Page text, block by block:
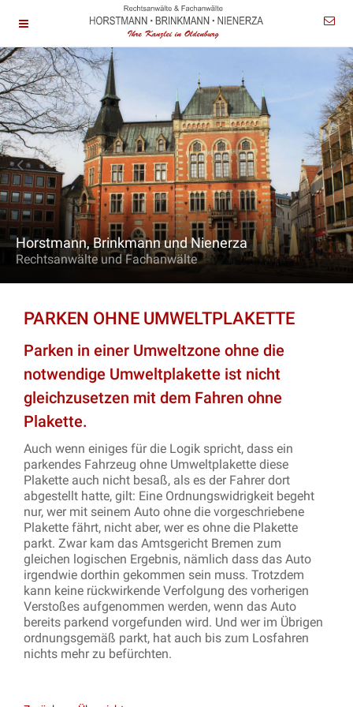
Horstmann, Brinkmann und Nienerza
Rechtsanwälte und Fachanwälte
PARKEN OHNE UMWELTPLAKETTE
Parken in einer Umweltzone ohne die
notwendige Umweltplakette ist nicht
gleichzusetzen mit dem Fahren ohne
Plakette.
Auch wenn einiges für die Logik spricht, dass ein
parkendes Fahrzeug ohne Umweltplakette diese
Plakette auch nicht besaß, als es der Fahrer dort
abgestellt hatte, gilt: Eine Ordnungswidrigkeit begeht
nur, wer mit seinem Auto ohne die vorgeschriebene
Plakette fährt, nicht aber, wer es ohne die Plakette
parkt. Zwar kam das Amtsgericht Bremen zum
gleichen logischen Ergebnis, nämlich dass das Auto
irgendwie dorthin gekommen sein muss. Trotzdem
kann keine rückwirkende Verfolgung des vorherigen
Verstoßes aufgenommen werden, wenn das Auto
bereits parkend vorgefunden wird. Und wer im Übrigen
ordnungsgemäß parkt, hat auch bis zum Losfahren
nichts mehr zu befürchten.